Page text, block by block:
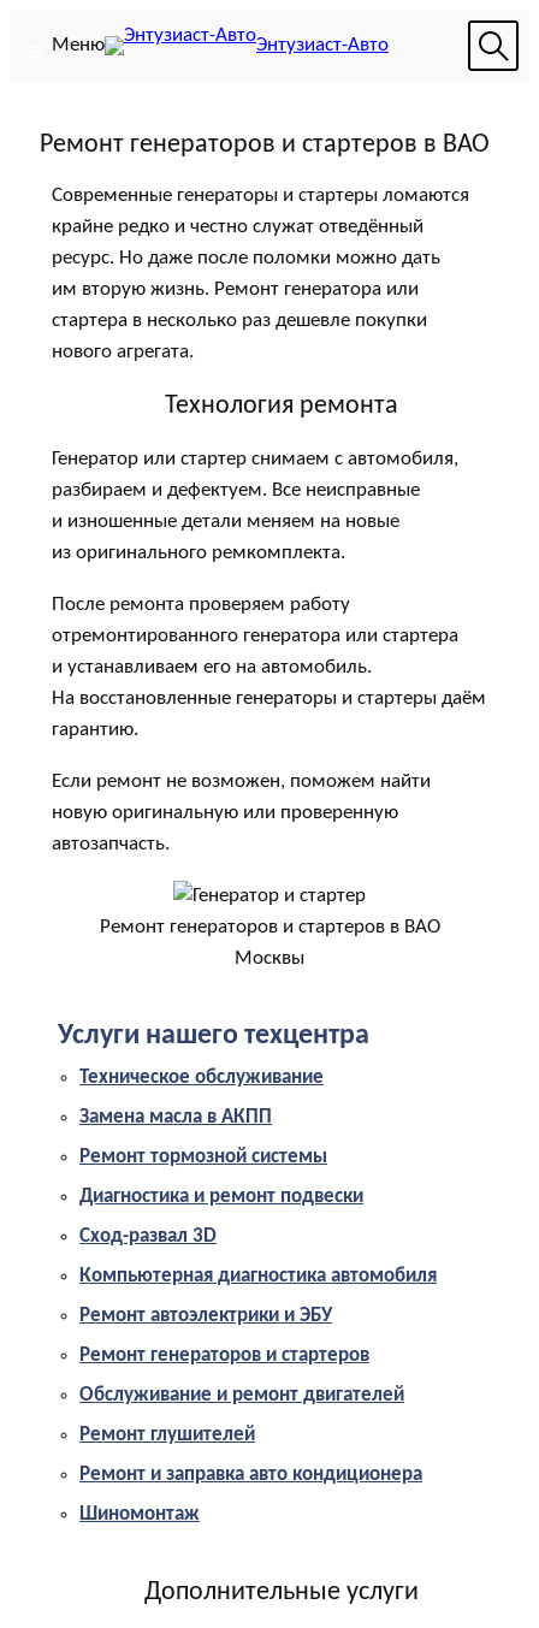
Меню Энтузиаст-Авто
Ремонт генераторов и стартеров в ВАО
Современные генераторы и стартеры ломаются
крайне редко и честно служат отведённый
ресурс. Но даже после поломки можно дать
им вторую жизнь. Ремонт генератора или
стартера в несколько раз дешевле покупки
нового агрегата.
Технология ремонта
Генератор или стартер снимаем с автомобиля,
разбираем и дефектуем. Все неисправные
и изношенные детали меняем на новые
из оригинального ремкомплекта.
После ремонта проверяем работу
отремонтированного генератора или стартера
и устанавливаем его на автомобиль.
На восстановленные генераторы и стартеры даём
гарантию.
Если ремонт не возможен, поможем найти
новую оригинальную или проверенную
автозапчасть.
Ремонт генераторов и стартеров в ВАО
Москвы
Услуги нашего техцентра
Техническое обслуживание
Замена масла в АКПП
Ремонт тормозной системы
Диагностика и ремонт подвески
Сход-развал 3D
Компьютерная диагностика автомобиля
Ремонт автоэлектрики и ЭБУ
Ремонт генераторов и стартеров
Обслуживание и ремонт двигателей
Ремонт глушителей
Ремонт и заправка авто кондиционера
Шиномонтаж
Дополнительные услуги